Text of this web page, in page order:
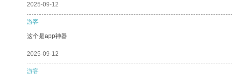
2025-09-12
游客
这个是app神器
2025-09-12
游客